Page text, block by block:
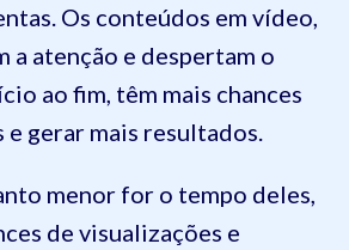
Os conteúdos em vídeo,
a atenção e despertam o
ao fim, têm mais chances
e gerar mais resultados.
menor for o tempo deles,
de visualizações e